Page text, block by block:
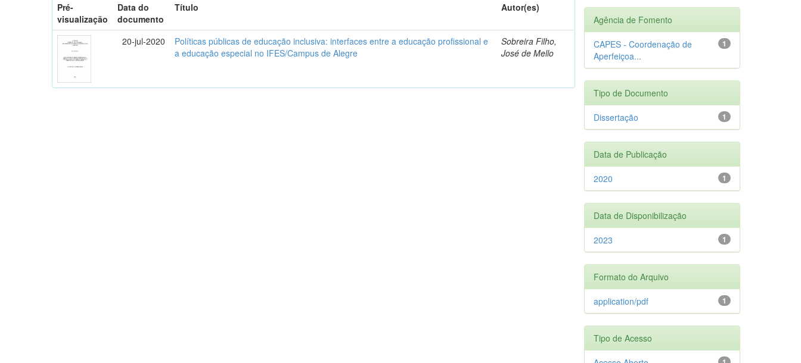
Pré-
visualização
Data do
documento
Título Autor(es)
20-jul-2020
Políticas públicas de educação inclusiva: interfaces entre a educação profissional e
a educação especial no IFES/Campus de Alegre
Sobreira Filho,
José de Mello
Agência de Fomento
1
CAPES - Coordenação de
Aperfeiçoa...
Tipo de Documento
1
Dissertação
Data de Publicação
1
2020
Data de Disponibilização
1
2023
Formato do Arquivo
1
application/pdf
Tipo de Acesso